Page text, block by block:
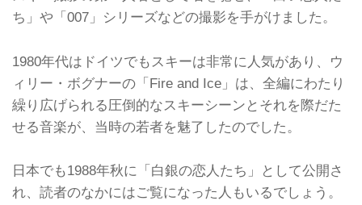
ち」や「007」シリーズなどの撮影を手がけました。
1980年代はドイツでもスキーは非常に人気があり、ウ
ィリー・ボグナーの「Fire and Ice」は、全編にわたり
繰り広げられる圧倒的なスキーシーンとそれを際だた
せる音楽が、当時の若者を魅了したのでした。
日本でも1988年秋に「白銀の恋人たち」として公開さ
れ、読者のなかにはご覧になった人もいるでしょう。